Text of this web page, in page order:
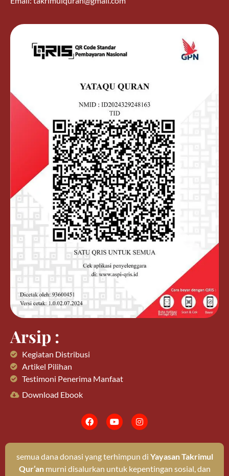
Arsip :
Kegiatan Distribusi
Artikel Pilihan
Testimoni Penerima Manfaat
Download Ebook
semua dana donasi yang terhimpun di Yayasan Takrimul
Qur’anmurni disalurkan untuk kepentingan sosial, dan